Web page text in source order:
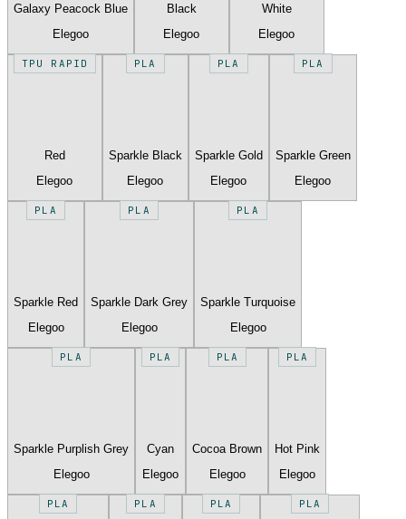
Galaxy Peacock Blue
Elegoo
Black
Elegoo
White
Elegoo
TPU RAPID
Red
Elegoo
PLA
Sparkle Black
Elegoo
PLA
Sparkle Gold
Elegoo
PLA
Sparkle Green
Elegoo
PLA
Sparkle Red
Elegoo
PLA
Sparkle Dark Grey
Elegoo
PLA
Sparkle Turquoise
Elegoo
PLA
Sparkle Purplish Grey
Elegoo
PLA
Cyan
Elegoo
PLA
Cocoa Brown
Elegoo
PLA
Hot Pink
Elegoo
PLA PLA PLA PLA